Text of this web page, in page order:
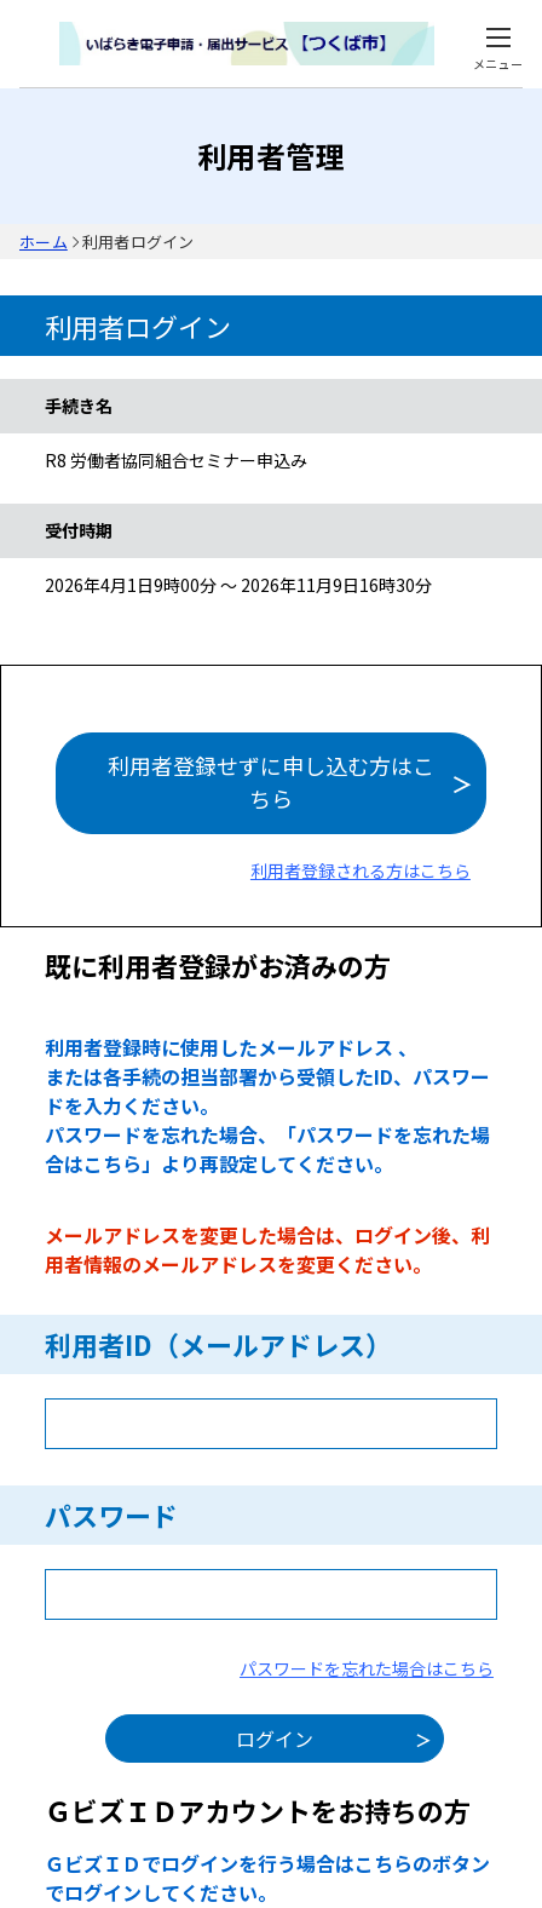
メニュー
利用者管理
ホーム 利用者ログイン
利用者ログイン
手続き名
R8 労働者協同組合セミナー申込み
受付時期
2026年4月1日9時00分 ～ 2026年11月9日16時30分
利用者登録せずに申し込む方はこ
ちら
利用者登録される方はこちら
既に利用者登録がお済みの方
利用者登録時に使用したメールアドレス 、
または各手続の担当部署から受領したID、パスワー
ドを入力ください。
パスワードを忘れた場合、「パスワードを忘れた場
合はこちら」より再設定してください。
メールアドレスを変更した場合は、ログイン後、利
用者情報のメールアドレスを変更ください。
利用者ID（メールアドレス）
パスワード
パスワードを忘れた場合はこちら
ＧビズＩＤアカウントをお持ちの方
ＧビズＩＤでログインを行う場合はこちらのボタン
でログインしてください。